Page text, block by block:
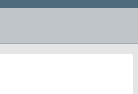
Kalaallisut